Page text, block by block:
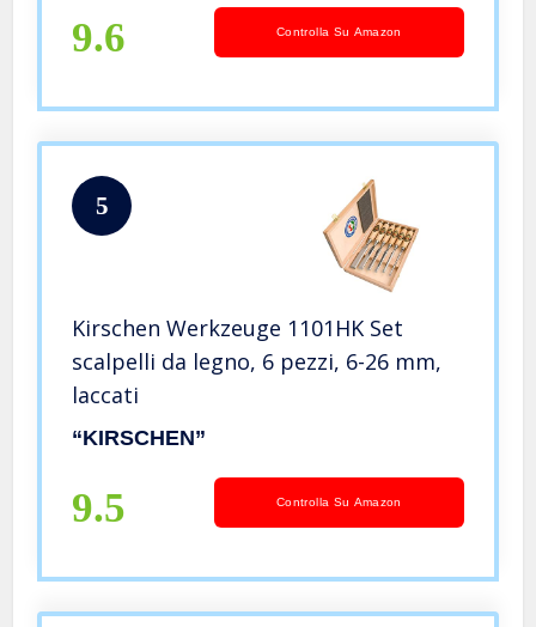
9.6 Controlla Su Amazon
5
Kirschen Werkzeuge 1101HK Set
scalpelli da legno, 6 pezzi, 6-26 mm,
laccati
“KIRSCHEN”
9.5 Controlla Su Amazon